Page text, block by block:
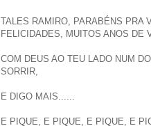
TALES RAMIRO, PARABÉNS PRA
FELICIDADES, MUITOS ANOS DE
COM DEUS AO TEU LADO NUM
SORRIR,
E DIGO MAIS......
E PIQUE, E PIQUE, E PIQUE, E